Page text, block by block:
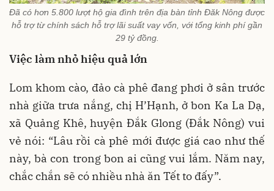
Đã có hơn 5.800 lượt hộ gia đình trên địa bàn tỉnh Đăk Nông được
hỗ trợ từ chính sách hỗ trợ lãi suất vay vốn, với tổng kinh phí gần
29 tỷ đồng.
Việc làm nhỏ hiệu quả lớn
Lom khom cào, đảo cà phê đang phơi ở sân trước
nhà giữa trưa nắng, chị H’Hạnh, ở bon Ka La Dạ,
xã Quảng Khê, huyện Đắk Glong (Đắk Nông) vui
vẻ nói: “Lâu rồi cà phê mới được giá cao như thế
này, bà con trong bon ai cũng vui lắm. Năm nay,
chắc chắn sẽ có nhiều nhà ăn Tết to đấy”.